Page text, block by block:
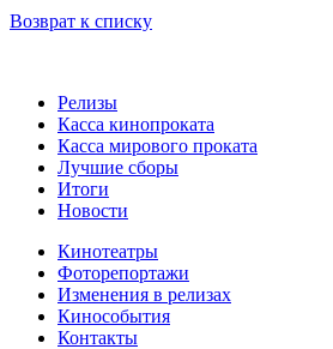
Возврат к списку
Релизы
Касса кинопроката
Касса мирового проката
Лучшие сборы
Итоги
Новости
Кинотеатры
Фоторепортажи
Изменения в релизах
Кинособытия
Контакты